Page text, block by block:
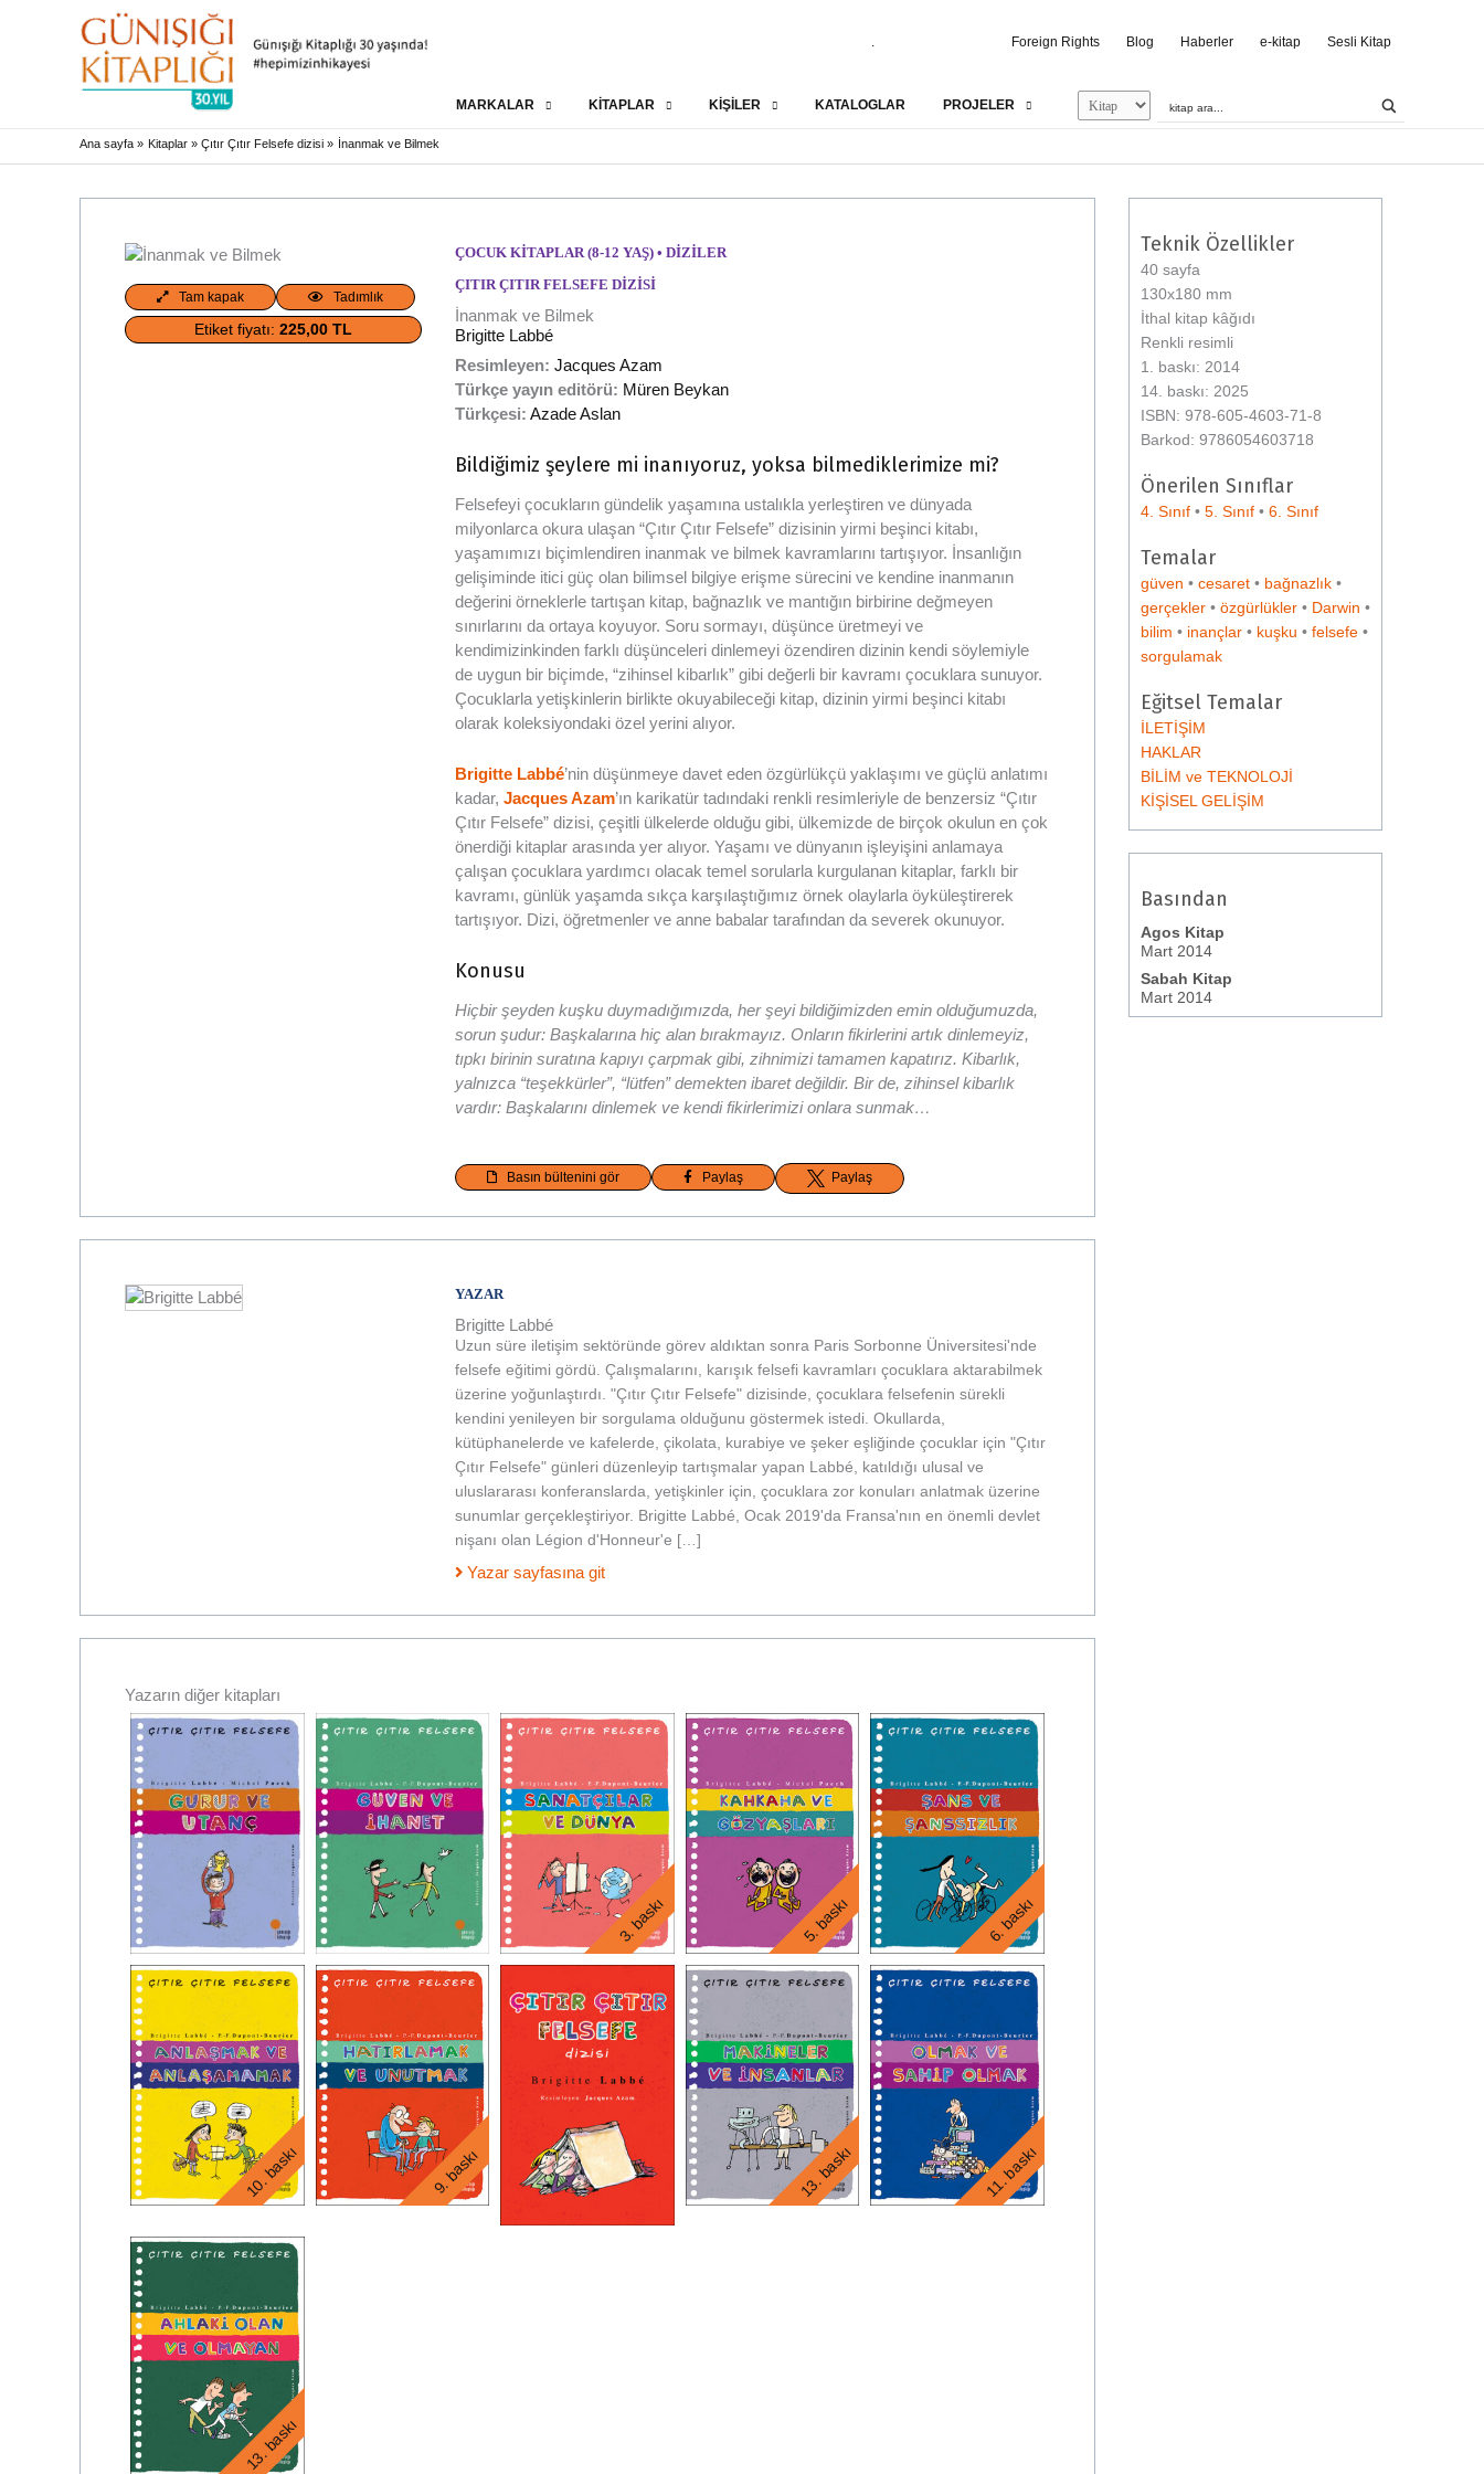
. Foreign Rights Blog Haberler e-kitap Sesli Kitap
MARKALAR KİTAPLAR KİŞİLER KATALOGLAR PROJELER
Ana sayfa Kitaplar Çıtır Çıtır Felsefe dizisi İnanmak ve Bilmek
Tam kapak Tadımlık
Etiket fiyatı:225,00 TL
ÇOCUK KITAPLAR (8-12 YAŞ) •DIZILER
ÇITIR ÇITIR FELSEFE DIZISI
İnanmak ve Bilmek
Brigitte Labbé
Resimleyen: Jacques Azam
Türkçe yayın editörü: Müren Beykan
Türkçesi: Azade Aslan
Bildiğimiz şeylere mi inanıyoruz, yoksa bilmediklerimize mi?
Felsefeyi çocukların gündelik yaşamına ustalıkla yerleştiren ve dünyada
milyonlarca okura ulaşan “Çıtır Çıtır Felsefe” dizisinin yirmi beşinci kitabı,
yaşamımızı biçimlendiren inanmak ve bilmek kavramlarını tartışıyor. İnsanlığın
gelişiminde itici güç olan bilimsel bilgiye erişme sürecini ve kendine inanmanın
değerini örneklerle tartışan kitap, bağnazlık ve mantığın birbirine değmeyen
sınırlarını da ortaya koyuyor. Soru sormayı, düşünce üretmeyi ve
kendimizinkinden farklı düşünceleri dinlemeyi özendiren dizinin kendi söylemiyle
de uygun bir biçimde, “zihinsel kibarlık” gibi değerli bir kavramı çocuklara sunuyor.
Çocuklarla yetişkinlerin birlikte okuyabileceği kitap, dizinin yirmi beşinci kitabı
olarak koleksiyondaki özel yerini alıyor.
Brigitte Labbé’nin düşünmeye davet eden özgürlükçü yaklaşımı ve güçlü anlatımı
kadar,Jacques Azam’ın karikatür tadındaki renkli resimleriyle de benzersiz “Çıtır
Çıtır Felsefe” dizisi, çeşitli ülkelerde olduğu gibi, ülkemizde de birçok okulun en çok
önerdiği kitaplar arasında yer alıyor. Yaşamı ve dünyanın işleyişini anlamaya
çalışan çocuklara yardımcı olacak temel sorularla kurgulanan kitaplar, farklı bir
kavramı, günlük yaşamda sıkça karşılaştığımız örnek olaylarla öyküleştirerek
tartışıyor. Dizi, öğretmenler ve anne babalar tarafından da severek okunuyor.
Konusu
Hiçbir şeyden kuşku duymadığımızda, her şeyi bildiğimizden emin olduğumuzda,
sorun şudur: Başkalarına hiç alan bırakmayız. Onların fikirlerini artık dinlemeyiz,
tıpkı birinin suratına kapıyı çarpmak gibi, zihnimizi tamamen kapatırız. Kibarlık,
yalnızca “teşekkürler”, “lütfen” demekten ibaret değildir. Bir de, zihinsel kibarlık
vardır: Başkalarını dinlemek ve kendi fikirlerimizi onlara sunmak…
Basın bültenini gör Paylaş Paylaş
YAZAR
Brigitte Labbé
Uzun süre iletişim sektöründe görev aldıktan sonra Paris Sorbonne Üniversitesi'nde
felsefe eğitimi gördü. Çalışmalarını, karışık felsefi kavramları çocuklara aktarabilmek
üzerine yoğunlaştırdı. "Çıtır Çıtır Felsefe" dizisinde, çocuklara felsefenin sürekli
kendini yenileyen bir sorgulama olduğunu göstermek istedi. Okullarda,
kütüphanelerde ve kafelerde, çikolata, kurabiye ve şeker eşliğinde çocuklar için "Çıtır
Çıtır Felsefe" günleri düzenleyip tartışmalar yapan Labbé, katıldığı ulusal ve
uluslararası konferanslarda, yetişkinler için, çocuklara zor konuları anlatmak üzerine
sunumlar gerçekleştiriyor. Brigitte Labbé, Ocak 2019'da Fransa'nın en önemli devlet
nişanı olan Légion d'Honneur'e […]
Yazar sayfasına git
Yazarın diğer kitapları
3. baskı 5. baskı 6. baskı
10. baskı 9. baskı 13. baskı 11. baskı
13. baskı
12. baskı 15. baskı 14. baskı 18. baskı
Teknik Özellikler
40 sayfa
130x180 mm
İthal kitap kâğıdı
Renkli resimli
1. baskı: 2014
14. baskı: 2025
ISBN: 978-605-4603-71-8
Barkod: 9786054603718
Önerilen Sınıflar
4. Sınıf • 5. Sınıf • 6. Sınıf
Temalar
güven • cesaret • bağnazlık •
gerçekler • özgürlükler • Darwin •
bilim • inançlar • kuşku • felsefe •
sorgulamak
Eğitsel Temalar
İLETİŞİM
HAKLAR
BİLİM ve TEKNOLOJİ
KİŞİSEL GELİŞİM
Basından
Agos Kitap
Mart 2014
Sabah Kitap
Mart 2014